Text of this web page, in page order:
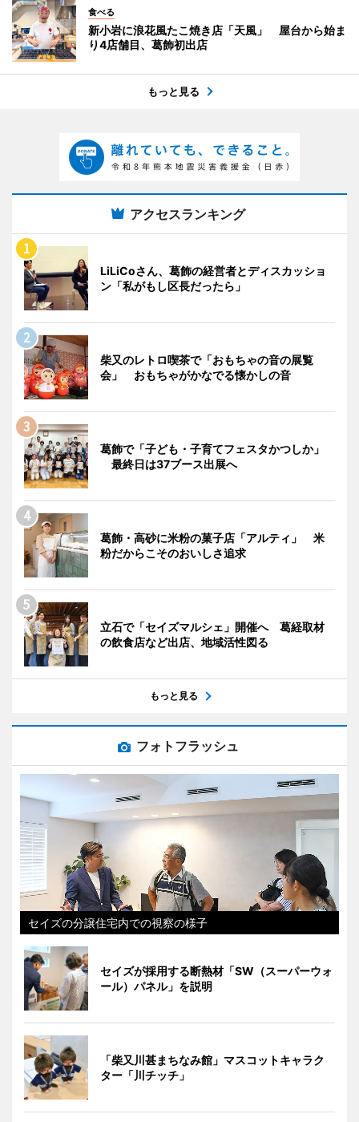
食べる
新小岩に浪花風たこ焼き店「天風」 屋台から始ま
り4店舗目、葛飾初出店
もっと見る
アクセスランキング
LiLiCoさん、葛飾の経営者とディスカッショ
ン「私がもし区長だったら」
柴又のレトロ喫茶で「おもちゃの音の展覧
会」 おもちゃがかなでる懐かしの音
葛飾で「子ども・子育てフェスタかつしか」
最終日は37ブース出展へ
葛飾・高砂に米粉の菓子店「アルティ」 米
粉だからこそのおいしさ追求
立石で「セイズマルシェ」開催へ 葛経取材
の飲食店など出店、地域活性図る
もっと見る
フォトフラッシュ
セイズの分譲住宅内での視察の様子
セイズが採用する断熱材「SW（スーパーウォ
ール）パネル」を説明
「柴又川甚まちなみ館」マスコットキャラク
ター「川チッチ」